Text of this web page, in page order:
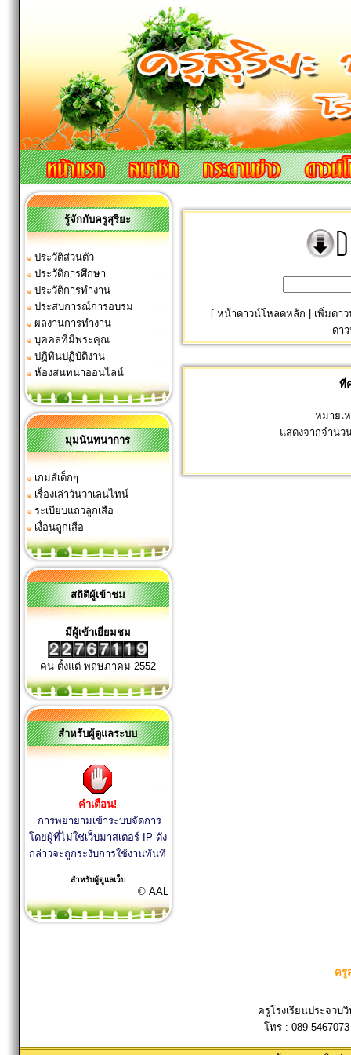
รู้จักกับครูสุริยะ
ประวัติส่วนตัว
ประวัติการศึกษา
ประวัติการทำงาน
ประสบการณ์การอบรม
ผลงานการทำงาน
บุคคลที่มีพระคุณ
ปฏิทินปฏิบัติงาน
ห้องสนทนาออนไลน์
มุมนันทนาการ
เกมส์เด็กๆ
เรื่องเล่าวันวาเลนไทน์
ระเบียบแถวลูกเสือ
เงื่อนลูกเสือ
สถิติผู้เข้าชม
มีผู้เข้าเยี่ยมชม
คน ตั้งแต่ พฤษภาคม 2552
สำหรับผู้ดูแลระบบ
คำเตือน!
การพยายามเข้าระบบจัดการ
โดยผู้ที่ไม่ใช่เว็บมาสเตอร์ IP ดัง
กล่าวจะถูกระงับการใช้งานทันที
สำหรับผู้ดูแลเว็บ
© AAL
[ หน้าดาวน์โหลดหลัก
เพิ่มดา
ดา
ที่
หมายเ
แสดงจากจำน
ครู
ครูโรงเรียนประจวบ
โทร : 089-